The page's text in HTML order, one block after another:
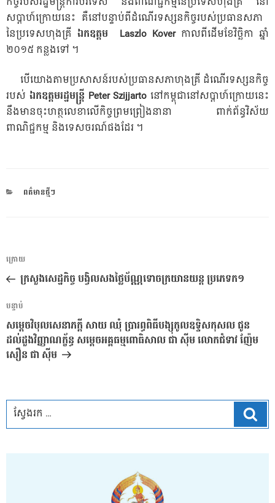
សប្តាហ៍​ក្រោយ​នេះ​ គឺ​នៅ​បន្ទាប់​ពី​ដំណើរ​ទស្សនកិច្ច​របស់​ប្រធាន​សភា ​
នៃ​ប្រទេស​ហុង​គ្រី​ឯកឧត្តម​ Laszlo Kover​ កាល​ពី​ដើម​ខែ​វិច្ឆិកា​ ឆ្នាំ​
២០១៥​ កន្លង​ទៅ​ ។
បើ​យោង​តាម​ប្រសាសន៍​របស់​ប្រធាន​សភា​ហុង​គ្រី​ ដំណើរ​ទស្សនកិច្ច​
របស់​ ឯកឧត្តម​រដ្ឋមន្ត្រី​ Peter Szijjarto​ នៅ​កម្ពុជា​នៅ​សប្តាហ៍​ក្រោយ​នេះ​
នឹង​មាន​ចុះ​ហត្ថលេខា​លើ​កិច្ច​ព្រមព្រៀង​នា​នា ​ពាក់ព័ន្ធ​វិស័យ​
ពាណិជ្ជកម្ម​ និង​ទេសចរណ៍​ផងដែ​រ ។
CATEGORIES
ពត៌មានថ្មីៗ
ការ​
នាំទិស​
ប្រកាស
អត្ថបទ
មុន
ក្រោយ
ក្រសួងសេដ្ឋកិច្ច បង្វិលសងថ្លៃប័ណ្ណទោចក្រយានយន្ត ប្រភេទក១
អត្ថបទ
បន្ទាប់
បន្ទាប់
សម្តេចវិបុលសេនាភក្តី សាយ ឈុំ ប្រារព្ធពិធីបង្សុកូលឧទ្ទិសកុសល ជូន
ដល់ដួងវិញ្ញាណក័្ខន្ធ សម្តេចអគ្គធម្មពោធិសាល ជា ស៊ីម លោកជំទាវ ញ៉ែម
សឿន ជា ស៊ីម